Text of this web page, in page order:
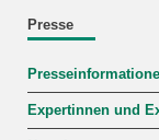
Presse
Expertinnen und